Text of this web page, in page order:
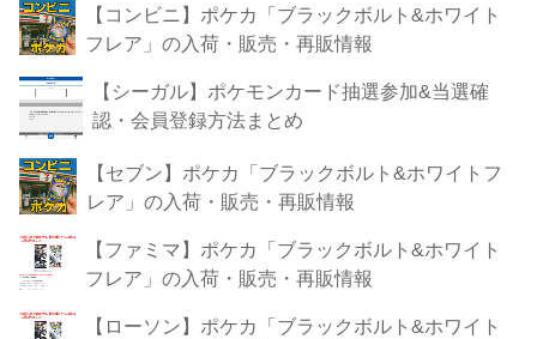
【コンビニ】ポケカ「ブラックボルト&ホワイト
フレア」の入荷・販売・再販情報
【シーガル】ポケモンカード抽選参加&当選確
認・会員登録方法まとめ
【セブン】ポケカ「ブラックボルト&ホワイトフ
レア」の入荷・販売・再販情報
【ファミマ】ポケカ「ブラックボルト&ホワイト
フレア」の入荷・販売・再販情報
【ローソン】ポケカ「ブラックボルト&ホワイト